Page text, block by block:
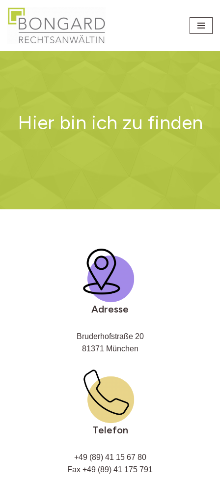
Zum
Inhalt
springen
Hier bin ich zu finden
Adresse
Bruderhofstraße 20
81371 München
Telefon
+49 (89) 41 15 67 80
Fax +49 (89) 41 175 791